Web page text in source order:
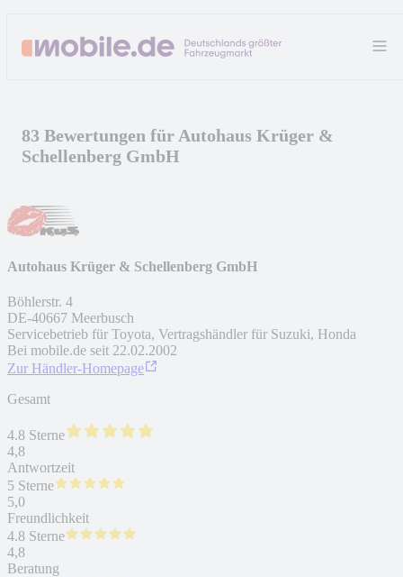
83 Bewertungen für Autohaus Krüger &
Schellenberg GmbH
Autohaus Krüger & Schellenberg GmbH
Böhlerstr. 4
DE-40667 Meerbusch
Servicebetrieb für Toyota, Vertragshändler für Suzuki, Honda
Bei mobile.de seit 22.02.2002
Zur Händler-Homepage
Gesamt
4.8 Sterne
4,8
Antwortzeit
5 Sterne
5,0
Freundlichkeit
4.8 Sterne
4,8
Beratung